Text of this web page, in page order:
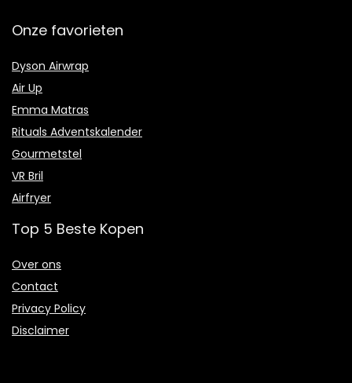
Onze favorieten
Dyson Airwrap
Air Up
Emma Matras
Rituals Adventskalender
Gourmetstel
VR Bril
Airfryer
Top 5 Beste Kopen
Over ons
Contact
Privacy Policy
Disclaimer